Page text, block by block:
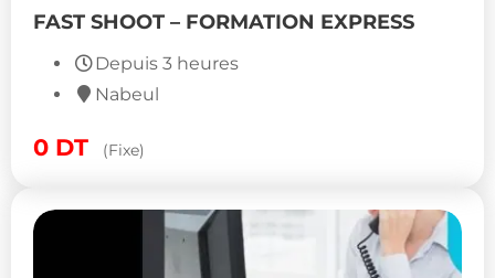
FAST SHOOT – FORMATION EXPRESS
Depuis 3 heures
Nabeul
0 DT (Fixe)